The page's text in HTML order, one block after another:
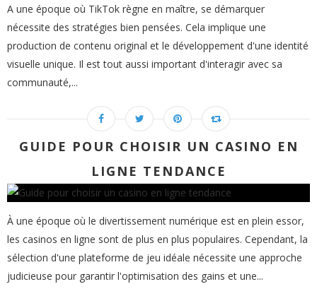
A une époque où TikTok règne en maître, se démarquer
nécessite des stratégies bien pensées. Cela implique une
production de contenu original et le développement d'une identité
visuelle unique. Il est tout aussi important d'interagir avec sa
communauté,...
GUIDE POUR CHOISIR UN CASINO EN
LIGNE TENDANCE
À une époque où le divertissement numérique est en plein essor,
les casinos en ligne sont de plus en plus populaires. Cependant, la
sélection d'une plateforme de jeu idéale nécessite une approche
judicieuse pour garantir l'optimisation des gains et une...